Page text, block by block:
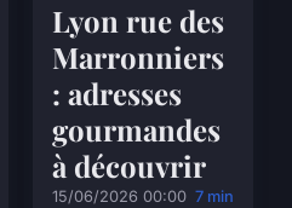
Lyon rue des
Marronniers
: adresses
gourmandes
à découvrir
15/06/2026 00:00 7 min